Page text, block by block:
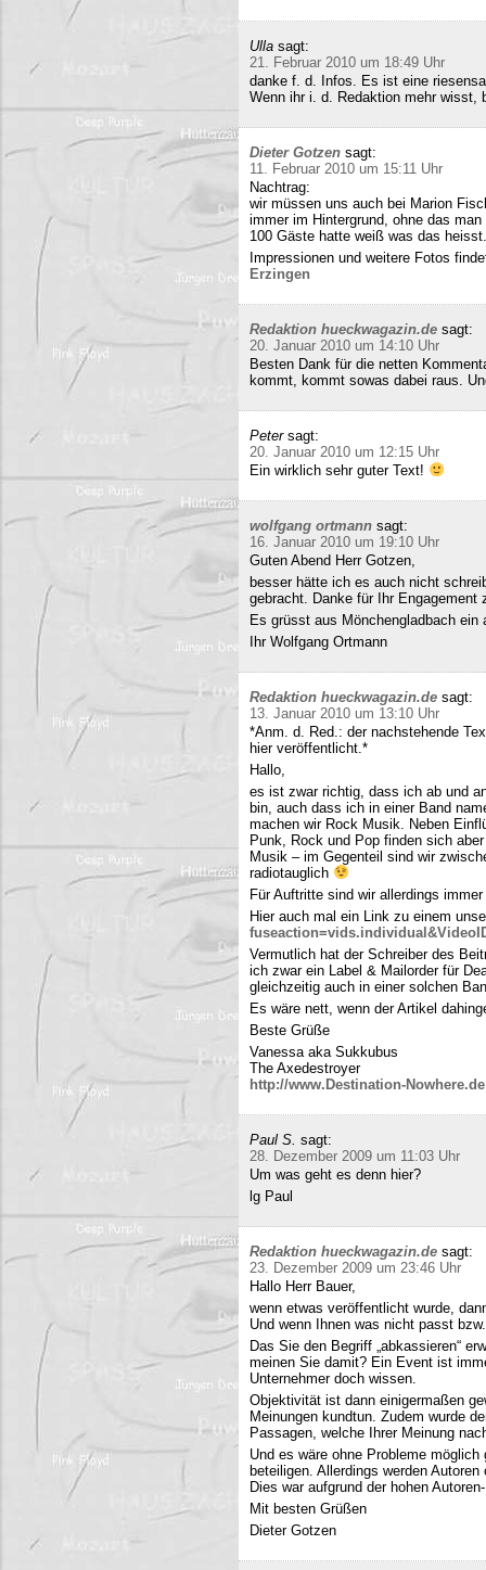
Ulla sagt:
21. Februar 2010 um 18:49 Uhr
danke f. d. Infos. Es ist eine
Wenn ihr i. d. Redaktion mehr wisst,
Dieter Gotzen sagt:
11. Februar 2010 um 15:11 Uhr
Nachtrag:
wir müssen uns auch bei Marion
immer im Hintergrund, ohne das
100 Gäste hatte weiß was das heisst.
Impressionen und weitere Fotos
Erzingen
Redaktion hueckwagazin.de sagt:
20. Januar 2010 um 14:10 Uhr
Besten Dank für die netten
kommt, kommt sowas dabei raus.
Peter sagt:
20. Januar 2010 um 12:15 Uhr
Ein wirklich sehr guter Text!
wolfgang ortmann sagt:
16. Januar 2010 um 19:10 Uhr
Guten Abend Herr Gotzen,
besser hätte ich es auch nicht
gebracht. Danke für Ihr Engagement
Es grüsst aus Mönchengladbach ein
Ihr Wolfgang Ortmann
Redaktion hueckwagazin.de sagt:
13. Januar 2010 um 13:10 Uhr
*Anm. d. Red.: der nachstehende
hier veröffentlicht.*
Hallo,
es ist zwar richtig, dass ich ab und
bin, auch dass ich in einer Band
machen wir Rock Musik. Neben
Punk, Rock und Pop finden sich
Musik – im Gegenteil sind wir
radiotauglich
Für Auftritte sind wir allerdings
Hier auch mal ein Link zu einem
Vermutlich hat der Schreiber des
ich zwar ein Label & Mailorder für
gleichzeitig auch in einer solchen
Es wäre nett, wenn der Artikel
Beste Grüße
Vanessa aka Sukkubus
The Axedestroyer
http://www.Destination-Nowhere.de
Paul S. sagt:
28. Dezember 2009 um 11:03 Uhr
Um was geht es denn hier?
lg Paul
Redaktion hueckwagazin.de sagt:
23. Dezember 2009 um 23:46 Uhr
Hallo Herr Bauer,
wenn etwas veröffentlicht wurde,
Und wenn Ihnen was nicht passt
Das Sie den Begriff „abkassieren“
meinen Sie damit? Ein Event ist
Unternehmer doch wissen.
Objektivität ist dann einigermaßen
Meinungen kundtun. Zudem wurde
Passagen, welche Ihrer Meinung
Und es wäre ohne Probleme
beteiligen. Allerdings werden
Dies war aufgrund der hohen
Mit besten Grüßen
Dieter Gotzen